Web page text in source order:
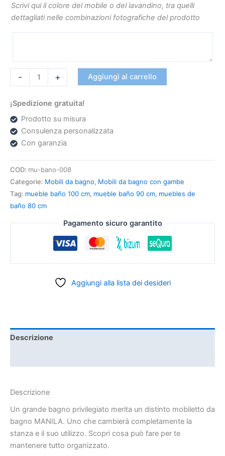
Scrivi qui il colore del mobile o del lavandino, tra quelli
dettagliati nelle combinazioni fotografiche del prodotto
- + Aggiungi al carrello
¡Spedizione gratuita!
Prodotto su misura
Consulenza personalizzata
Con garanzia
COD: mu-bano-008
Categorie: Mobili da bagno, Mobili da bagno con gambe
Tag: mueble baño 100 cm, mueble baño 90 cm, muebles de
baño 80 cm
Pagamento sicuro garantito
Aggiungi alla lista dei desideri
Descrizione
Descrizione
Un grande bagno privilegiato merita un distinto mobiletto da
bagno MANILA. Uno che cambierà completamente la
stanza e il suo utilizzo. Scopri cosa può fare per te
mantenere tutto organizzato.